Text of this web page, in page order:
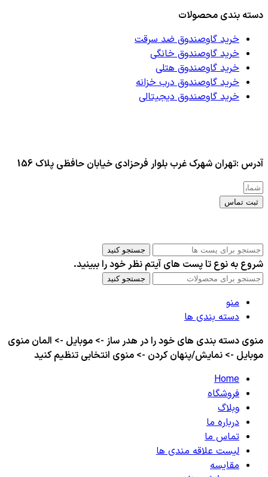
دسته بندی محصولات
خرید گاوصندوق ضد سرقت
خرید گاوصندوق خانگی
خرید گاوصندوق هتلی
خرید گاوصندوق درب خزانه
خرید گاوصندوق دیجیتالی
آدرس :تهران شهرک غرب بلوار فرحزادی خیابان حافظی پلاک 156
ثبت تماس
جستجو کنید
شروع به نوع تا پست های آیتم نظر خود را ببینید.
جستجو کنید
منو
دسته بندی ها
منوی دسته بندی های خود را در هدر ساز -> موبایل -> المان منوی
موبایل -> نمایش/پنهان کردن -> منوی انتخابی تنظیم کنید
Home
فروشگاه
وبلاگ
درباره ما
تماس ما
لیست علاقه مندی ها
مقایسه